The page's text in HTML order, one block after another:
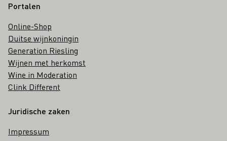
Portalen
Online-Shop
Duitse wijnkoningin
Generation Riesling
Wijnen met herkomst
Wine in Moderation
Clink Different
Juridische zaken
Impressum